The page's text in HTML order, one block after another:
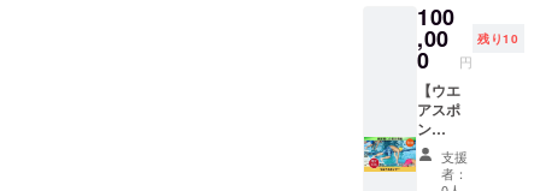
はS・
M・L・
XLより
お選び
くださ
い。 ※
送料込
みのお
値段で
す。
100
,00
0 円
残り10
【ウエ
アスポ
ン
サー】
スイ
マーコ
支援
者：